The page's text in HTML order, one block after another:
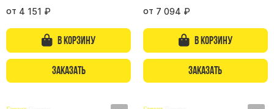
Вазы из гранита
Скульптуры в полный рост
Скульптуры "Ангел" литиевые
от 4 151 ₽
В корзину
Заказать
от 7 094 ₽
В корзину
Заказать